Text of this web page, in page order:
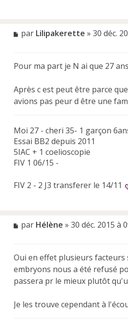
M
a
e
n
o
l
u
par Lilipakerette » 30 déc.
Pour ma part je N ai que 27
Après c est peut être parce
avions pas peur d être une
Moi 27 - cheri 35- 1 garçon
Essai BB2 depuis 2011
5IAC + 1 coelioscopie
FIV 1 06/15 -
FIV 2 - 2 J3 transferer le 14/11
M
a
g
e
n
par Hélène » 30 déc. 2015 à
Oui en effet plusieurs
embryons nous a été refusé
passera pr le mieux plutôt
Je les trouve cependant à